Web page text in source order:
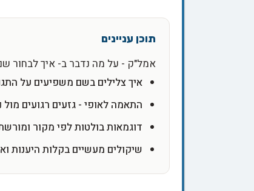
אמל"ק - על מה נדבר ב- איך לבחור
איך צלילים בשם משפיעים על
התאמה לאופי - גזעים רגועים מול
דוגמאות בולטות לפי מקור
שיקולים מעשיים בקלות היענות